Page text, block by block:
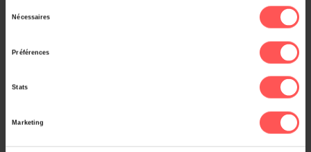
Nécessaires
Préférences
Stats
MarketingBien exploiter les indexations enrichies de l’état
civil